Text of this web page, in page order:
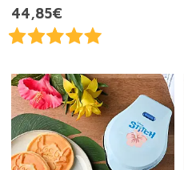
44,85€